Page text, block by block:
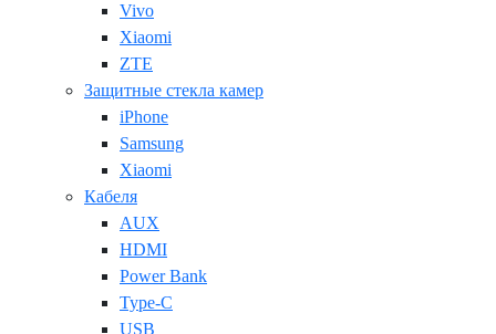
Vivo
Xiaomi
ZTE
Защитные стекла камер
iPhone
Samsung
Xiaomi
Кабеля
AUX
HDMI
Power Bank
Type-C
USB